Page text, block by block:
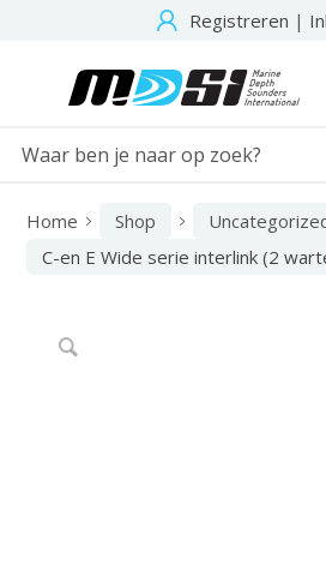
Registreren |
Home Shop
C-en E Wide serie interlink (2